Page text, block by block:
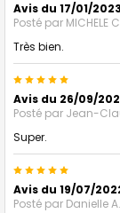
Avis du 17/01/2023
Posté par MICHELE
Très bien.
5
Avis du 26/09/
Posté par Jean-
Super.
5
Avis du 19/07/
Posté par Danielle A.